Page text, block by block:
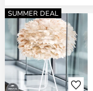
SUMMER DEAL